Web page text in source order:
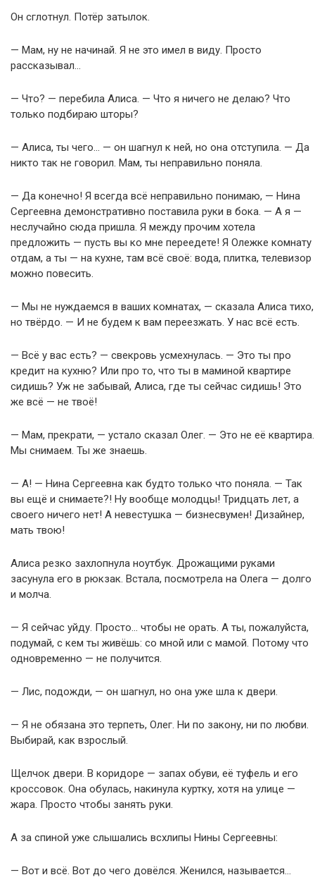
Он сглотнул. Потёр затылок.
— Мам, ну не начинай. Я не это имел в виду. Просто
рассказывал…
— Что? — перебила Алиса. — Что я ничего не делаю? Что
только подбираю шторы?
— Алиса, ты чего… — он шагнул к ней, но она отступила. — Да
никто так не говорил. Мам, ты неправильно поняла.
— Да конечно! Я всегда всё неправильно понимаю, — Нина
Сергеевна демонстративно поставила руки в бока. — А я —
неслучайно сюда пришла. Я между прочим хотела
предложить — пусть вы ко мне переедете! Я Олежке комнату
отдам, а ты — на кухне, там всё своё: вода, плитка, телевизор
можно повесить.
— Мы не нуждаемся в ваших комнатах, — сказала Алиса тихо,
но твёрдо. — И не будем к вам переезжать. У нас всё есть.
— Всё у вас есть? — свекровь усмехнулась. — Это ты про
кредит на кухню? Или про то, что ты в маминой квартире
сидишь? Уж не забывай, Алиса, где ты сейчас сидишь! Это
же всё — не твоё!
— Мам, прекрати, — устало сказал Олег. — Это не её квартира.
Мы снимаем. Ты же знаешь.
— А! — Нина Сергеевна как будто только что поняла. — Так
вы ещё и снимаете?! Ну вообще молодцы! Тридцать лет, а
своего ничего нет! А невестушка — бизнесвумен! Дизайнер,
мать твою!
Алиса резко захлопнула ноутбук. Дрожащими руками
засунула его в рюкзак. Встала, посмотрела на Олега — долго
и молча.
— Я сейчас уйду. Просто… чтобы не орать. А ты, пожалуйста,
подумай, с кем ты живёшь: со мной или с мамой. Потому что
одновременно — не получится.
— Лис, подожди, — он шагнул, но она уже шла к двери.
— Я не обязана это терпеть, Олег. Ни по закону, ни по любви.
Выбирай, как взрослый.
Щелчок двери. В коридоре — запах обуви, её туфель и его
кроссовок. Она обулась, накинула куртку, хотя на улице —
жара. Просто чтобы занять руки.
А за спиной уже слышались всхлипы Нины Сергеевны:
— Вот и всё. Вот до чего довёлся. Женился, называется…